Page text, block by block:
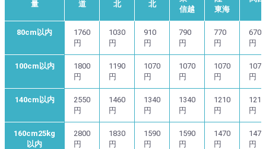
量
道
北
北
信越
東海
80cm以内
1760
円
1030
円
910
円
790
円
770
円
670
円
100cm以内
1800
円
1190
円
1070
円
1070
円
1070
円
1070
円
140cm以内
2550
円
1460
円
1340
円
1340
円
1210
円
1210
円
160cm25kg
以内
2800
円
1830
円
1590
円
1590
円
1470
円
1470
円